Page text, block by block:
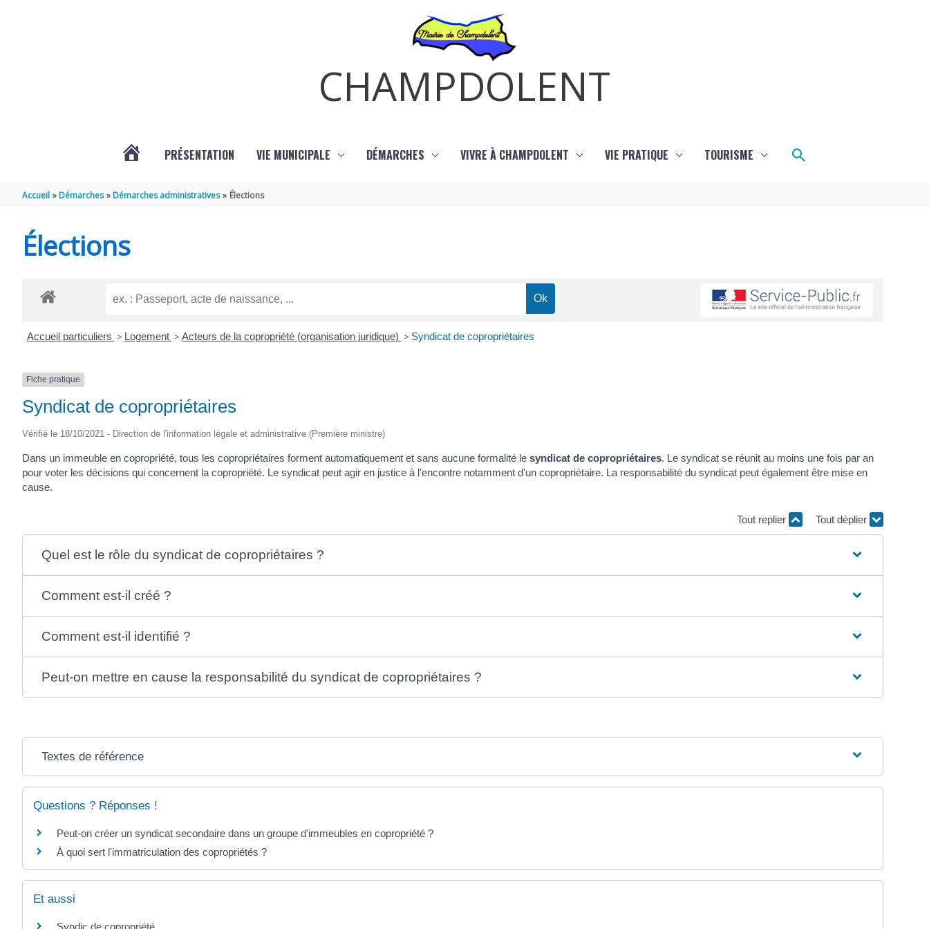
CHAMPDOLENT
PRÉSENTATION VIE MUNICIPALE DÉMARCHES VIVRE À CHAMPDOLENT VIE PRATIQUE TOURISME Rechercher
Accueil Démarches Démarches administratives Élections
Élections
Accueil particuliers > Logement > Acteurs de la copropriété (organisation juridique) > Syndicat de copropriétaires
Fiche pratique
Syndicat de copropriétaires
Vérifié le 18/10/2021 - Direction de l'information légale et administrative (Première ministre)
Dans un immeuble en copropriété, tous les copropriétaires forment automatiquement et sans aucune formalité le syndicat de copropriétaires. Le syndicat se réunit au moins une fois par an
pour voter les décisions qui concernent la copropriété. Le syndicat peut agir en justice à l'encontre notamment d'un copropriétaire. La responsabilité du syndicat peut également être mise en
cause.
Tout replier Tout déplier
Quel est le rôle du syndicat de copropriétaires ?
Comment est-il créé ?
Comment est-il identifié ?
Peut-on mettre en cause la responsabilité du syndicat de copropriétaires ?
Textes de référence
Questions ? Réponses !
Peut-on créer un syndicat secondaire dans un groupe d'immeubles en copropriété ?
À quoi sert l'immatriculation des copropriétés ?
Et aussi
Syndic de copropriété